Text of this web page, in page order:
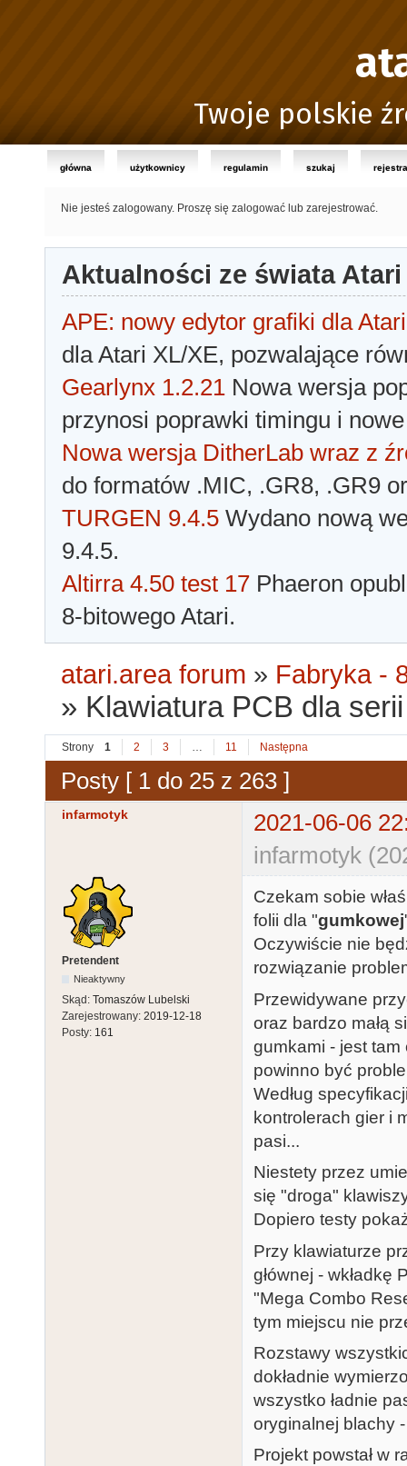
Twoje polskie
główna użytkownicy regulamin szukaj
Nie jesteś zalogowany. Proszę się zalogować lub zarejestrować.
Aktualności ze świata Atari
APE: nowy edytor grafiki dla Atari
dla Atari XL/XE, pozwalające
Gearlynx 1.2.21 Nowa wersja
przynosi poprawki timingu i
Nowa wersja DitherLab wraz z
do formatów .MIC, .GR8, .GR9
TURGEN 9.4.5 Wydano nową
9.4.5.
Altirra 4.50 test 17 Phaeron
8-bitowego Atari.
atari.area forum » Fabryka -
» Klawiatura PCB dla
Strony 1 2 3 … 11 Następna
Posty [ 1 do 25 z 263 ]
infarmotyk
2021-06-06
infarmotyk
Pretendent
Nieaktywny
Skąd: Tomaszów Lubelski
Zarejestrowany: 2019-12-18
Posty: 161
Czekam sobie
folii dla "gumkowej
Oczywiście nie
rozwiązanie
Przewidywane
oraz bardzo małą
gumkami - jest tam
powinno być
Według
kontrolerach gier i
pasi...
Niestety przez
się "droga"
Dopiero testy
Przy klawiaturze
głównej -
"Mega Combo
tym miejscu nie
Rozstawy
dokładnie
wszystko ładnie
oryginalnej blachy
Projekt powstał w